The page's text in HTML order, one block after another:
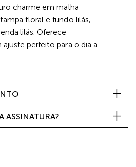
charme em malha
floral e fundo lilás,
lilás. Oferece
perfeito para o dia a
ASSINATURA?